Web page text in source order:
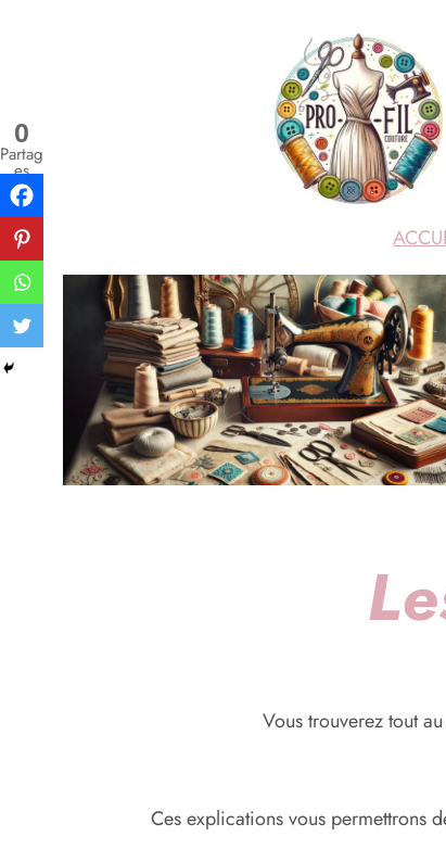
Vous trouverez tout
Ces explications vous permettrons
0
Partag
es